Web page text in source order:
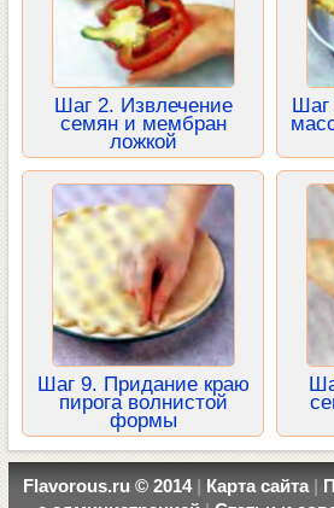
Шаг 2. Извлечение
семян и мембран
ложкой
Шаг
Шаг 9. Придание краю
пирога волнистой
формы
Flavorous.ru © 2014| Карта сайта|